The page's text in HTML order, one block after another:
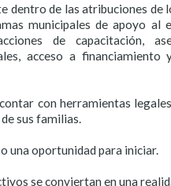
dentro de las atribuciones de
municipales de apoyo al
de capacitación,
acceso a financiamiento
con herramientas
sus familias.
una oportunidad para iniciar.
se conviertan en una